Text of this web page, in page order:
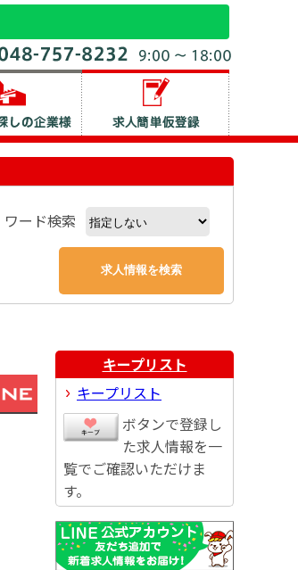
ワード検索
キープリスト
キープリスト
ボタンで登録し
た求人情報を一
覧でご確認いただけま
す。